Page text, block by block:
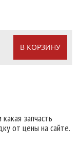
В КОРЗИНУ
запчасть
от цены на сайте.